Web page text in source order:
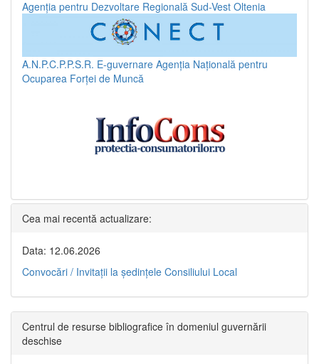
Agenția pentru Dezvoltare Regională Sud-Vest Oltenia
A.N.P.C.P.P.S.R. E-guvernare Agenția Națională pentru
Ocuparea Forței de Muncă
Cea mai recentă actualizare:
Data: 12.06.2026
Convocări / Invitaţii la şedinţele Consiliului Local
Centrul de resurse bibliografice în domeniul guvernării
deschise